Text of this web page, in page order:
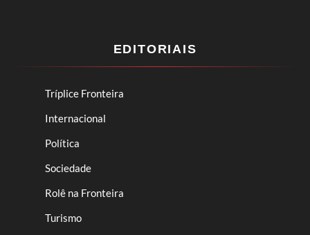
EDITORIAIS
Tríplice Fronteira
Internacional
Política
Sociedade
Rolê na Fronteira
Turismo